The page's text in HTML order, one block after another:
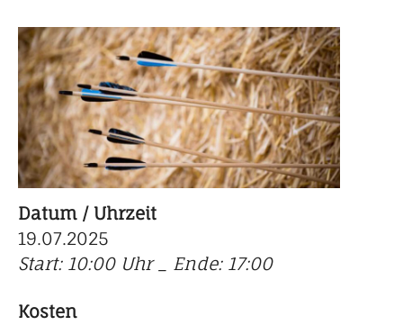
Datum / Uhrzeit
19.07.2025
Start: 10:00 Uhr _ Ende: 17:00
Kosten